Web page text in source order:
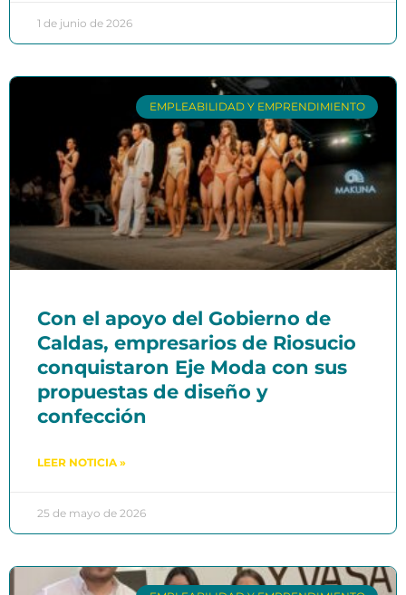
1 de junio de 2026
EMPLEABILIDAD Y EMPRENDIMIENTO
Con el apoyo del Gobierno de
Caldas, empresarios de Riosucio
conquistaron Eje Moda con sus
propuestas de diseño y
confección
LEER NOTICIA »
25 de mayo de 2026